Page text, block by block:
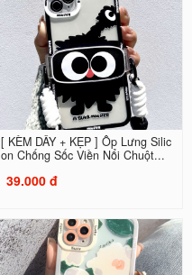
[ KÈM DÂY + KẸP ] Ốp Lưng Silic
on Chống Sốc Viền Nổi Chuột...
39.000 đ